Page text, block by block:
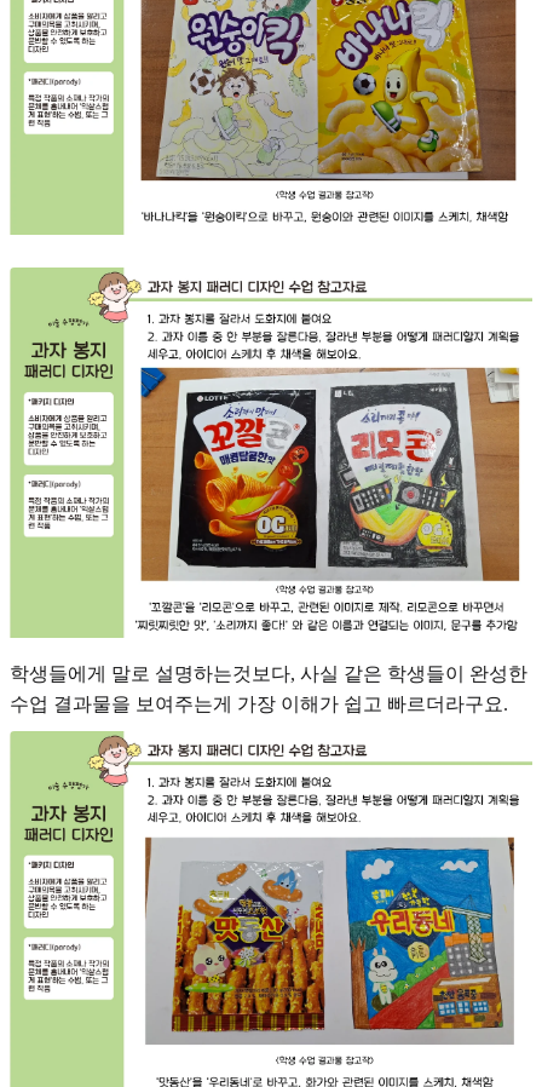
학생들에게 말로 설명하는것보다, 사실 같은 학생들이 완성한
수업 결과물을 보여주는게 가장 이해가 쉽고 빠르더라구요.